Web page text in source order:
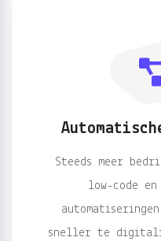
Steeds meer
low-code en
sneller te